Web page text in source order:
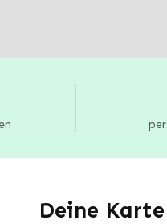
Deine